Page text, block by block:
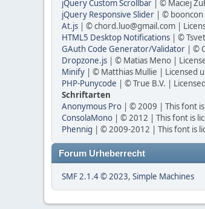
jQuery Custom Scrollbar | © Maciej
jQuery Responsive Slider | © booncon
At.js | © chord.luo@gmail.com |
HTML5 Desktop Notifications | ©
GAuth Code Generator/Validator | ©
Dropzone.js | © Matias Meno |
Minify | © Matthias Mullie | Licensed
PHP-Punycode | © True B.V. |
Schriftarten
Anonymous Pro | © 2009 | This font
ConsolaMono | © 2012 | This font is
Phennig | © 2009-2012 | This font is
Forum Urheberrecht
SMF 2.1.4 © 2023, Simple Machines